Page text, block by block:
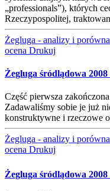
„professionals”), których
Rzeczypospolitej,
Żegluga - analizy i
ocena Drukuj
Żegluga śródlądowa
Część pierwsza
Zadawaliśmy sobie je już
konstruktywne i rzeczowe
Żegluga - analizy i
ocena Drukuj
Żegluga śródlądowa